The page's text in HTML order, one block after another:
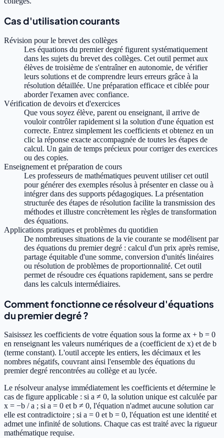
Cas d'utilisation courants
Révision pour le brevet des collèges
Les équations du premier degré figurent systématiquement
dans les sujets du brevet des collèges. Cet outil permet aux
élèves de troisième de s'entraîner en autonomie, de vérifier
leurs solutions et de comprendre leurs erreurs grâce à la
résolution détaillée. Une préparation efficace et ciblée pour
aborder l'examen avec confiance.
Vérification de devoirs et d'exercices
Que vous soyez élève, parent ou enseignant, il arrive de
vouloir contrôler rapidement si la solution d'une équation est
correcte. Entrez simplement les coefficients et obtenez en un
clic la réponse exacte accompagnée de toutes les étapes de
calcul. Un gain de temps précieux pour corriger des exercices
ou des copies.
Enseignement et préparation de cours
Les professeurs de mathématiques peuvent utiliser cet outil
pour générer des exemples résolus à présenter en classe ou à
intégrer dans des supports pédagogiques. La présentation
structurée des étapes de résolution facilite la transmission des
méthodes et illustre concrètement les règles de transformation
des équations.
Applications pratiques et problèmes du quotidien
De nombreuses situations de la vie courante se modélisent par
des équations du premier degré : calcul d'un prix après remise,
partage équitable d'une somme, conversion d'unités linéaires
ou résolution de problèmes de proportionnalité. Cet outil
permet de résoudre ces équations rapidement, sans se perdre
dans les calculs intermédiaires.
Comment fonctionne ce résolveur d'équations
du premier degré ?
Saisissez les coefficients de votre équation sous la forme ax + b = 0
en renseignant les valeurs numériques de a (coefficient de x) et de b
(terme constant). L'outil accepte les entiers, les décimaux et les
nombres négatifs, couvrant ainsi l'ensemble des équations du
premier degré rencontrées au collège et au lycée.
Le résolveur analyse immédiatement les coefficients et détermine le
cas de figure applicable : si a ≠ 0, la solution unique est calculée par
x = −b / a ; si a = 0 et b ≠ 0, l'équation n'admet aucune solution car
elle est contradictoire ; si a = 0 et b = 0, l'équation est une identité et
admet une infinité de solutions. Chaque cas est traité avec la rigueur
mathématique requise.